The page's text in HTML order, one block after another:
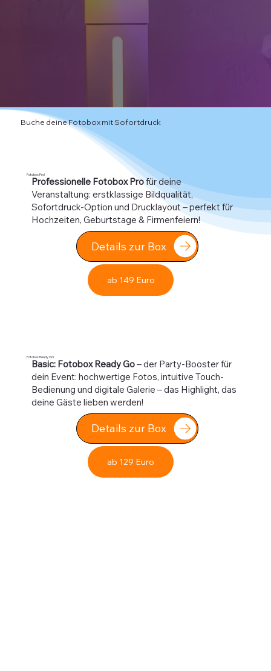
Buche deine Fotobox mit Sofortdruck
Fotobox Pro!
Professionelle Fotobox Profür deine
Veranstaltung: erstklassige Bildqualität,
Sofortdruck-Option und Drucklayout – perfekt für
Hochzeiten, Geburtstage & Firmenfeiern!
Details zur Box
ab 149 Euro
Fotobox Ready Go!
Basic: Fotobox Ready Go– der Party-Booster für
dein Event: hochwertige Fotos, intuitive Touch-
Bedienung und digitale Galerie – das Highlight, das
deine Gäste lieben werden!
Details zur Box
ab 129 Euro